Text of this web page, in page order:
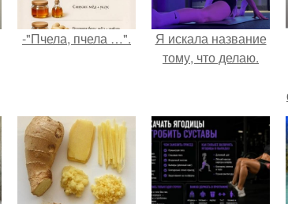
-"Пчела, пчела …".
Я искала название
тому, что делаю.